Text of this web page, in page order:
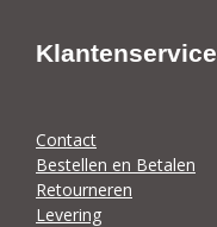
Klantenservice
Contact
Bestellen en Betalen
Retourneren
Levering